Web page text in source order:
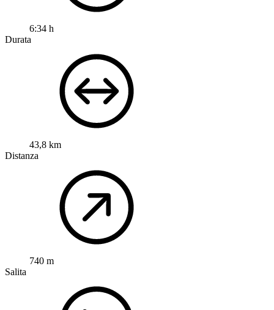
6:34 h
Durata
43,8 km
Distanza
740 m
Salita